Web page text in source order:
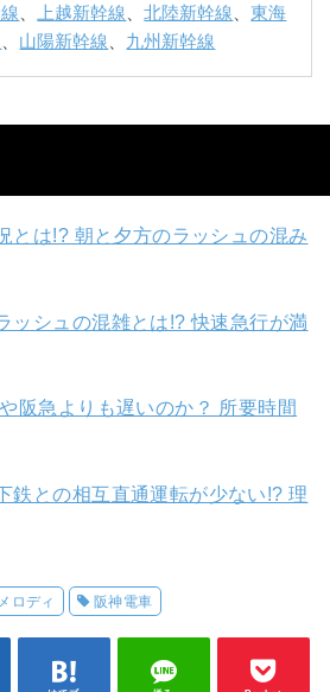
、上越新幹線、北陸新幹線、東海
、 山陽新幹線、 九州新幹線
とは!? 朝と夕方のラッシュの混み
ッシュの混雑とは!? 快速急行が満
阪急よりも遅いのか？ 所要時間
鉄との相互直通運転が少ない!? 理
ロディ 阪神電車